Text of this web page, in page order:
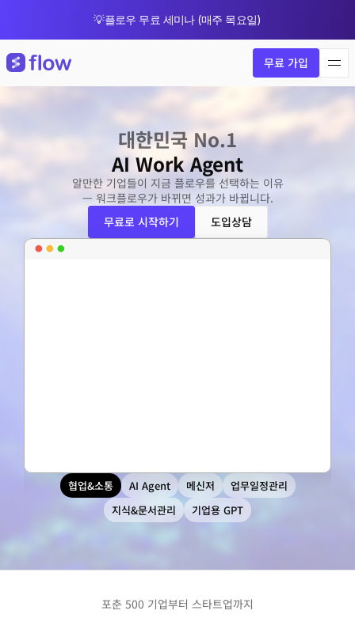
💡플로우 무료 세미나 (매주 목요일)
무료 가입
대한민국 No.1
AI Work Agent
알만한 기업들이 지금 플로우를 선택하는 이유
— 워크플로우가 바뀌면 성과가 바뀝니다.
무료로 시작하기
도입상담
협업&소통 AI Agent 메신저
업무일정관리
지식&문서관리
기업용 GPT
포춘 500 기업부터 스타트업까지